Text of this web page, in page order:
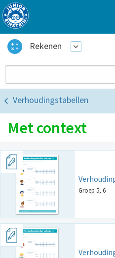
Rekenen
Verhoudingstabellen
Met context
Groep 5, 6